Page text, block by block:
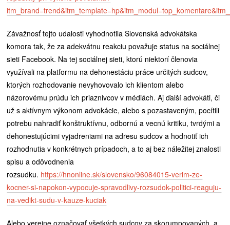
Závažnosť tejto udalosti vyhodnotila Slovenská advokátska
komora tak, že za adekvátnu reakciu považuje status na sociálnej
sieti Facebook. Na tej sociálnej sieti, ktorú niektorí členovia
využívali na platformu na dehonestáciu práce určitých sudcov,
ktorých rozhodovanie nevyhovovalo ich klientom alebo
názorovému prúdu ich priaznivcov v médiách. Aj ďalší advokáti, či
už s aktívnym výkonom advokácie, alebo s pozastaveným, pocítili
potrebu nahradiť konštruktívnu, odbornú a vecnú kritiku, tvrdými a
dehonestujúcimi vyjadreniami na adresu sudcov a hodnotiť ich
rozhodnutia v konkrétnych prípadoch, a to aj bez náležitej znalosti
spisu a odôvodnenia
rozsudku. https://hnonline.sk/slovensko/96084015-verim-ze-
kocner-si-napokon-vypocuje-spravodlivy-rozsudok-politici-reaguju-
na-vedikt-sudu-v-kauze-kuciak